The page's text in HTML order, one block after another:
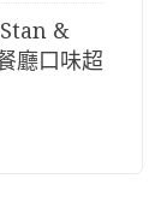
&
廳口味超